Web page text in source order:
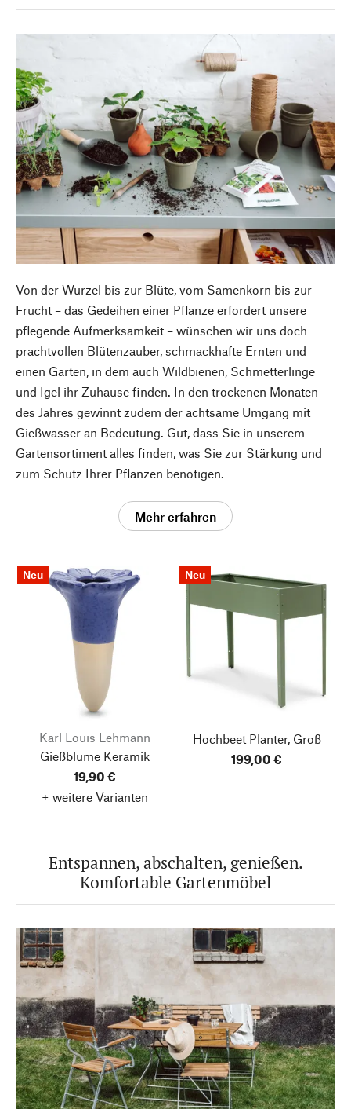
Von der Wurzel bis zur Blüte, vom Samenkorn bis zur
Frucht – das Gedeihen einer Pflanze erfordert unsere
pflegende Aufmerksamkeit – wünschen wir uns doch
prachtvollen Blütenzauber, schmackhafte Ernten und
einen Garten, in dem auch Wildbienen, Schmetterlinge
und Igel ihr Zuhause finden. In den trockenen Monaten
des Jahres gewinnt zudem der achtsame Umgang mit
Gießwasser an Bedeutung. Gut, dass Sie in unserem
Gartensortiment alles finden, was Sie zur Stärkung und
zum Schutz Ihrer Pflanzen benötigen.
Mehr erfahren
Neu
Karl Louis Lehmann
Gießblume Keramik
19,90 €
+ weitere Varianten
Neu
Hochbeet Planter, Groß
199,00 €
Entspannen, abschalten, genießen.
Komfortable Gartenmöbel